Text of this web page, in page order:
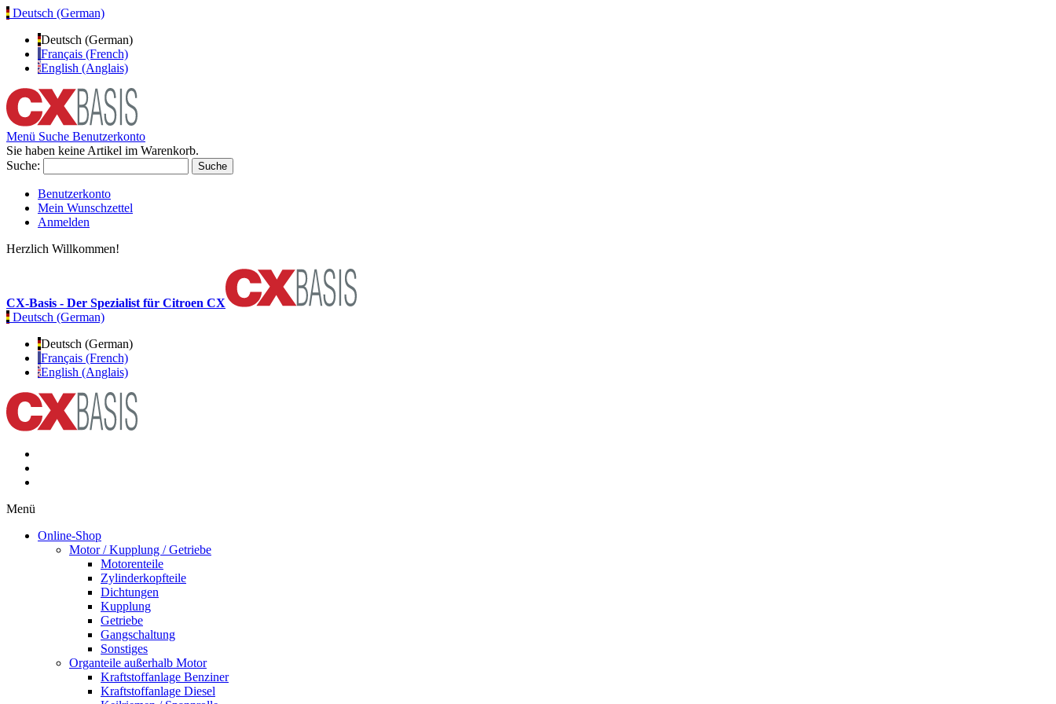
Deutsch (German)
Deutsch (German)
Français (French)
English (Anglais)
Menü Suche Benutzerkonto
Sie haben keine Artikel im Warenkorb.
Suche:
Suche
Benutzerkonto
Mein Wunschzettel
Anmelden
Herzlich Willkommen!
CX-Basis - Der Spezialist für Citroen CX
Deutsch (German)
Deutsch (German)
Français (French)
English (Anglais)
Menü
Online-Shop
Motor / Kupplung / Getriebe
Motorenteile
Zylinderkopfteile
Dichtungen
Kupplung
Getriebe
Gangschaltung
Sonstiges
Organteile außerhalb Motor
Kraftstoffanlage Benziner
Kraftstoffanlage Diesel